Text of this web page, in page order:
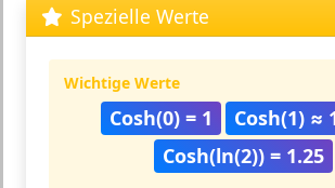
Spezielle Werte
Wichtige Werte
Cosh(0) = 1
Cosh(1) ≈
Cosh(ln(2)) = 1.25